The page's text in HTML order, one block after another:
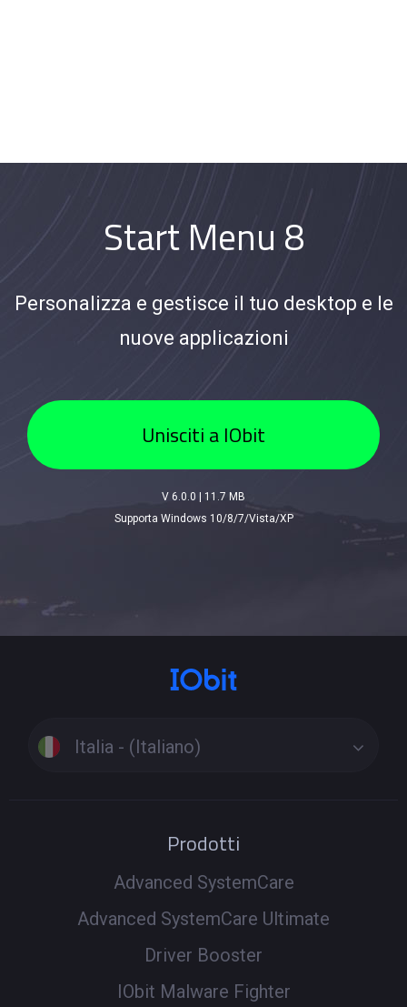
Start Menu 8
Personalizza e gestisce il tuo desktop e le
nuove applicazioni
Unisciti a IObit
V 6.0.0 | 11.7 MB
Supporta Windows 10/8/7/Vista/XP
Italia - (Italiano)
Prodotti
Advanced SystemCare
Advanced SystemCare Ultimate
Driver Booster
IObit Malware Fighter